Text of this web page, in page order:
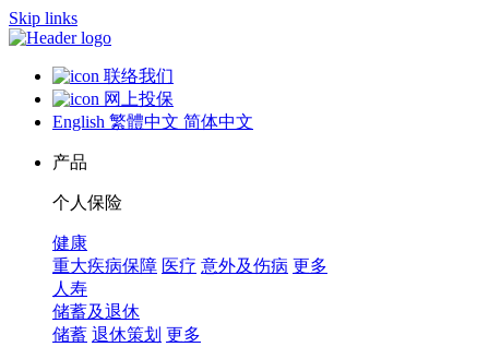
Skip links
联络我们
网上投保
English 繁體中文 简体中文
产品
个人保险
健康
重大疾病保障 医疗 意外及伤病 更多
人寿
储蓄及退休
储蓄 退休策划 更多